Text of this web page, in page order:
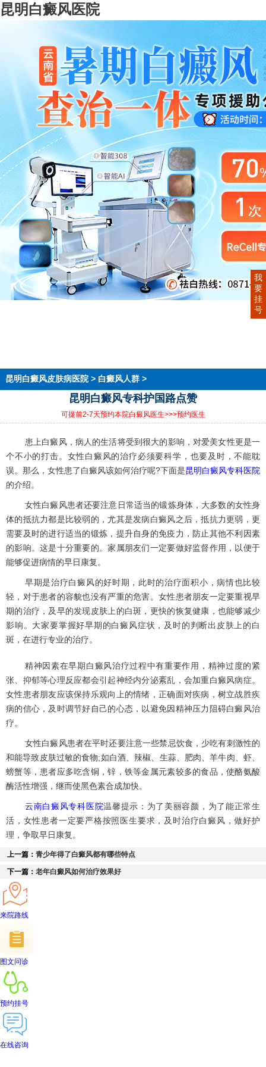
昆明白癜风医院
昆明白癜风皮肤病医院> 白癜风人群>
昆明白癜风专科护国路点赞
可提前2-7天预约本院白癜风医生>>>预约医生
患上白癜风，病人的生活将受到很大的影响，对爱美女性更是一
个不小的打击。女性白癜风的治疗必须要科学，也要及时，不能耽
误。那么，女性患了白癜风该如何治疗呢?下面是昆明白癜风专科医院
的介绍。
女性白癜风患者还要注意日常适当的锻炼身体，大多数的女性身
体的抵抗力都是比较弱的，尤其是发病白癜风之后，抵抗力更弱，更
需要及时的进行适当的锻炼，提升自身的免疫力，防止其他不利因素
的影响。这是十分重要的。家属朋友们一定要做好监督作用，以便于
能够促进病情的早日康复。
早期是治疗白癜风的好时期，此时的治疗面积小，病情也比较
轻，对于患者的容貌也没有严重的危害。女性患者朋友一定要重视早
期的治疗，及早的发现皮肤上的白斑，更快的恢复健康，也能够减少
影响。大家要掌握好早期的白癜风症状，及时的判断出皮肤上的白
斑，在进行专业的治疗。
精神因素在早期白癜风治疗过程中有重要作用，精神过度的紧
张、抑郁等心理反应都会引起神经内分泌紊乱，会加重白癜风病症。
女性患者朋友应该保持乐观向上的情绪，正确面对疾病，树立战胜疾
病的信心，及时调节好自己的心态，以避免因精神压力阻碍白癜风治
疗。
女性白癜风患者在平时还要注意一些禁忌饮食，少吃有刺激性的
和能导致皮肤过敏的食物;如白酒、辣椒、生蒜、肥肉、羊牛肉、虾、
螃蟹等，患者应多吃含铜，锌，铁等金属元素较多的食品，使酪氨酸
酶活性增强，继而使黑色素合成加快。
云南白癜风专科医院温馨提示：为了美丽容颜，为了能正常生
活，女性患者一定要严格按照医生要求，及时治疗白癜风，做好护
理，争取早日康复。
上一篇： 青少年得了白癜风都有哪些特点
下一篇： 老年白癜风如何治疗效果好
来院路线
图文问诊
预约挂号
在线咨询
我
要
挂
号